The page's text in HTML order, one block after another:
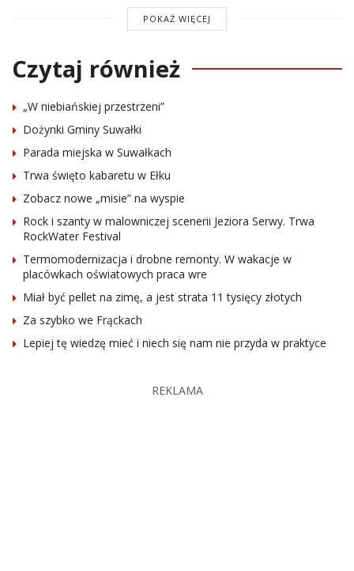
POKAŻ WIĘCEJ
Czytaj również
„W niebiańskiej przestrzeni”
Dożynki Gminy Suwałki
Parada miejska w Suwałkach
Trwa święto kabaretu w Ełku
Zobacz nowe „misie” na wyspie
Rock i szanty w malowniczej scenerii Jeziora Serwy. Trwa
RockWater Festival
Termomodernizacja i drobne remonty. W wakacje w
placówkach oświatowych praca wre
Miał być pellet na zimę, a jest strata 11 tysięcy złotych
Za szybko we Frąckach
Lepiej tę wiedzę mieć i niech się nam nie przyda w praktyce
REKLAMA